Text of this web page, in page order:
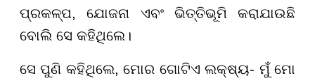
ପ୍ରକଳ୍ପ, ଯୋଜନା ଏବଂ ଭିତ୍ତିଭୂମି କରାଯାଉଛି
ବୋଲି ସେ କହିଥିଲେ।
ସେ ପୁଣି କହିଥିଲେ, ମୋର ଗୋଟିଏ ଲକ୍ଷ୍ୟ- ମୁଁ ମୋ